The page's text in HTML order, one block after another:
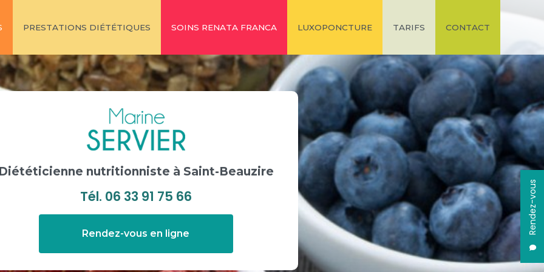
Rendez-vous
PRESTATIONS DIÉTÉTIQUES SOINS RENATA FRANCA LUXOPONCTURE TARIFS CONTACT
Diététicienne nutritionniste à Saint-Beauzire
Tél. 06 33 91 75 66
Rendez-vous en ligne